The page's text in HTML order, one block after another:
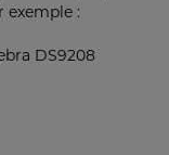
exemple :
DS9208